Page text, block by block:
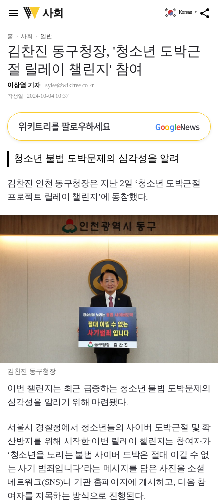
menu
위
키
리
사회 share
Korean ▼
홈 사회 일반
김찬진 동구청장, '청소년 도박근
절 릴레이 챌린지' 참여
이상열 기자 sylee@wikitree.co.kr
작성일 2024-10-04 10:37
위키트리를 팔로우하세요 GoogleNews
청소년 불법 도박문제의 심각성을 알려
김찬진 인천 동구청장은 지난 2일 ‘청소년 도박근절
프로젝트 릴레이 챌린지’에 동참했다.
김찬진 동구청장
이번 챌린지는 최근 급증하는 청소년 불법 도박문제의
심각성을 알리기 위해 마련됐다.
서울시 경찰청에서 청소년들의 사이버 도박근절 및 확
산방지를 위해 시작한 이번 릴레이 챌린지는 참여자가
‘청소년을 노리는 불법 사이버 도박은 절대 이길 수 없
는 사기 범죄입니다’라는 메시지를 담은 사진을 소셜
네트워크(SNS)나 기관 홈페이지에 게시하고, 다음 참
여자를 지목하는 방식으로 진행된다.